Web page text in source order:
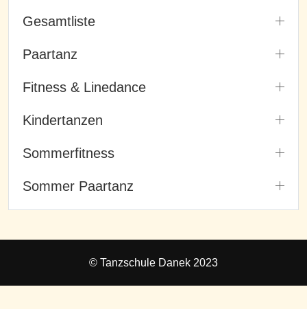
Gesamtliste
Paartanz
Fitness & Linedance
Kindertanzen
Sommerfitness
Sommer Paartanz
© Tanzschule Danek 2023